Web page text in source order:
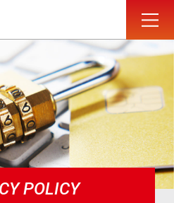
POLICY